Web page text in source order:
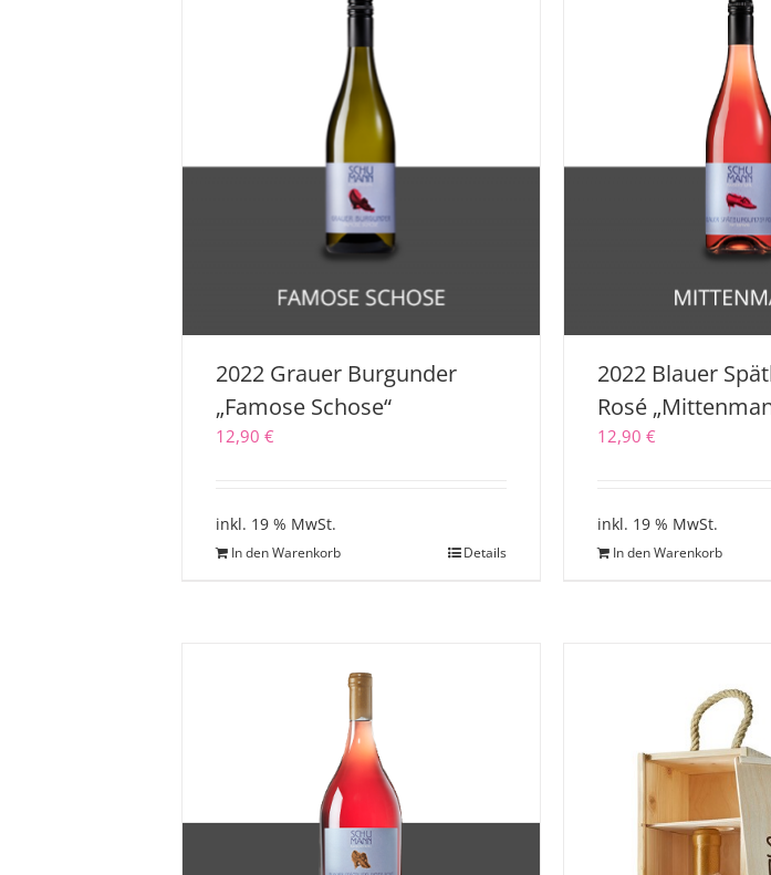
2022 Grauer Burgunder
„Famose Schose“
12,90€
inkl. 19 % MwSt.
In den Warenkorb Details
2022 Blauer
Rosé
12,90€
inkl. 19 % MwSt.
In den Warenkorb